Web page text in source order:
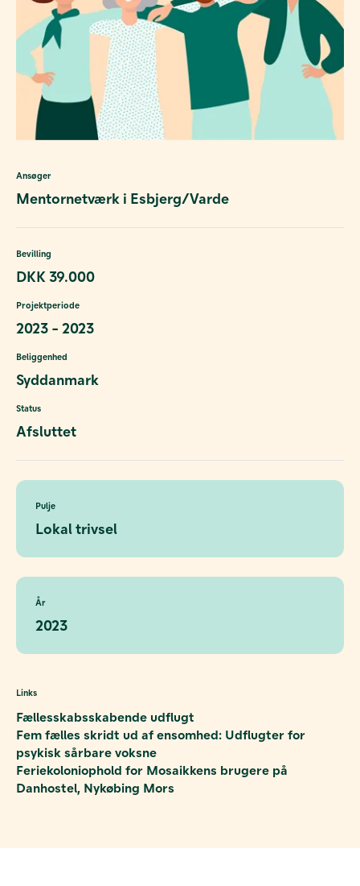
Ansøger
Mentornetværk i Esbjerg/Varde
Bevilling
DKK 39.000
Projektperiode
2023 - 2023
Beliggenhed
Syddanmark
Status
Afsluttet
Pulje
Lokal trivsel
År
2023
Links
Fællesskabsskabende udflugt
Fem fælles skridt ud af ensomhed: Udflugter for
psykisk sårbare voksne
Feriekoloniophold for Mosaikkens brugere på
Danhostel, Nykøbing Mors